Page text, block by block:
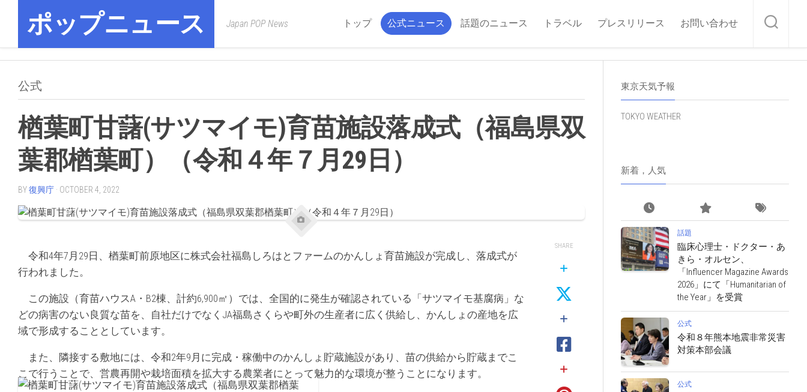
contentポップニュース Japan POP News トップ 公式ニュース 話題のニュース トラベル プレスリリース お問い合わせ
公式
楢葉町甘藷(サツマイモ)育苗施設落成式（福島県双
葉郡楢葉町）（令和４年７月29日）
BY復興庁 · OCTOBER 4, 2022
令和4年7月29日、楢葉町前原地区に株式会社福島しろはとファームのかんしょ育苗施設が完成し、落成式が
行われました。
この施設（育苗ハウスA・B2棟、計約6,900㎡）では、全国的に発生が確認されている「サツマイモ基腐病」な
どの病害のない良質な苗を、自社だけでなくJA福島さくらや町外の生産者に広く供給し、かんしょの産地を広
域で形成することとしています。
また、隣接する敷地には、令和2年9月に完成・稼働中のかんしょ貯蔵施設があり、苗の供給から貯蔵までこ
こで行うことで、営農再開や栽培面積を拡大する農業者にとって魅力的な環境が整うことになります。
SHARE
東京天気予報
TOKYO WEATHER
新着，人気
話題
臨床心理士・ドクター・あ
きら・オルセン、
「Influencer Magazine Awards
2026」にて「Humanitarian of
the Year」を受賞
公式
令和８年熊本地震非常災害
対策本部会議
公式